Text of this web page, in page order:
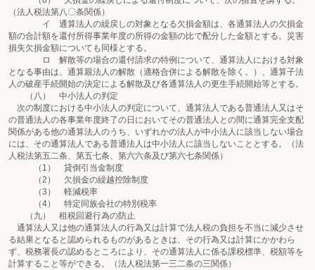
（法人税法第八〇条関係）
イ 通算法人の繰戻しの対象となる欠損金額は、各通算法人の欠損金
額の合計額を還付所得事業年度の所得の金額の比で配分した金額とする。災害
損失欠損金額についても同様とする。
ロ 解散等の場合の還付請求の特例について、通算法人における対象
となる事由は、通算親法人の解散（適格合併による解散を除く。）、通算子法
人の破産手続開始の決定による解散及び各通算法人の更生手続開始等とする。
（八） 中小法人の判定
次の制度における中小法人の判定について、通算法人である普通法人又はそ
の普通法人の各事業年度終了の日においてその普通法人との間に通算完全支配
関係がある他の通算法人のうち、いずれかの法人が中小法人に該当しない場合
には、その通算法人である普通法人は中小法人に該当しないこととする。（法
人税法第五二条、第五七条、第六六条及び第六七条関係）
（1） 貸倒引当金制度
（2） 欠損金の繰越控除制度
（3） 軽減税率
（4） 特定同族会社の特別税率
（九） 租税回避行為の防止
通算法人又は他の通算法人の行為又は計算で法人税の負担を不当に減少させ
る結果となると認められるものがあるときは、その行為又は計算にかかわら
ず、税務署長の認めるところにより、その通算法人に係る課税標準、税額等を
計算すること等ができる。（法人税法第一三二条の三関係）